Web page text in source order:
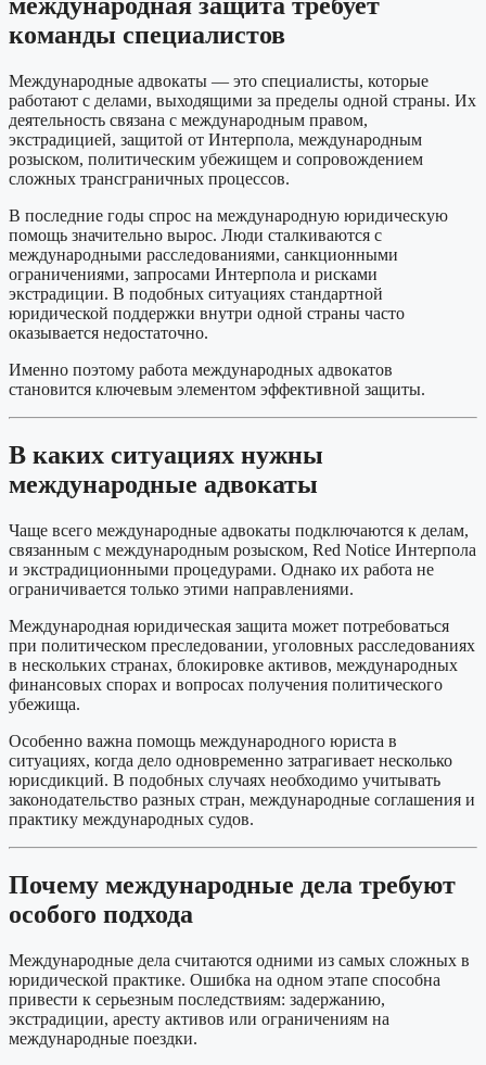
международная защита требует
команды специалистов
Международные адвокаты — это специалисты, которые
работают с делами, выходящими за пределы одной страны. Их
деятельность связана с международным правом,
экстрадицией, защитой от Интерпола, международным
розыском, политическим убежищем и сопровождением
сложных трансграничных процессов.
В последние годы спрос на международную юридическую
помощь значительно вырос. Люди сталкиваются с
международными расследованиями, санкционными
ограничениями, запросами Интерпола и рисками
экстрадиции. В подобных ситуациях стандартной
юридической поддержки внутри одной страны часто
оказывается недостаточно.
Именно поэтому работа международных адвокатов
становится ключевым элементом эффективной защиты.
В каких ситуациях нужны
международные адвокаты
Чаще всего международные адвокаты подключаются к делам,
связанным с международным розыском, Red Notice Интерпола
и экстрадиционными процедурами. Однако их работа не
ограничивается только этими направлениями.
Международная юридическая защита может потребоваться
при политическом преследовании, уголовных расследованиях
в нескольких странах, блокировке активов, международных
финансовых спорах и вопросах получения политического
убежища.
Особенно важна помощь международного юриста в
ситуациях, когда дело одновременно затрагивает несколько
юрисдикций. В подобных случаях необходимо учитывать
законодательство разных стран, международные соглашения и
практику международных судов.
Почему международные дела требуют
особого подхода
Международные дела считаются одними из самых сложных в
юридической практике. Ошибка на одном этапе способна
привести к серьезным последствиям: задержанию,
экстрадиции, аресту активов или ограничениям на
международные поездки.